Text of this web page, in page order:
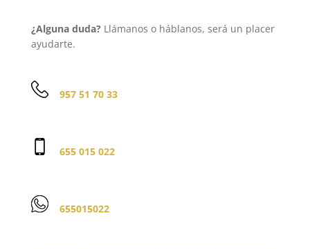
¿Alguna duda?Llámanos o háblanos, será un placer
ayudarte.
957 51 70 33
655 015 022
655015022